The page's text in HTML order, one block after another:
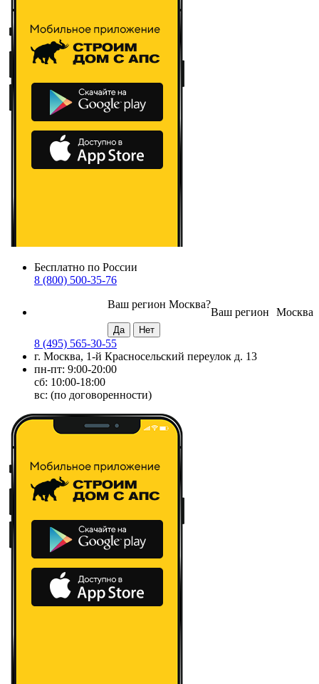
Бесплатно по России
8 (800) 500-35-76
Москва
Ваш регион
Ваш регион Москва?
8 (495) 565-30-55
г. Москва, 1-й Красносельский переулок д. 13
пн-пт: 9:00-20:00
сб: 10:00-18:00
вс: (по договоренности)